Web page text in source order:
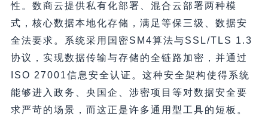
性。数商云提供私有化部署、混合云部署两种模
式，核心数据本地化存储，满足等保三级、数据安
全法要求。系统采用国密SM4算法与SSL/TLS 1.3
协议，实现数据传输与存储的全链路加密，并通过
ISO 27001信息安全认证。这种安全架构使得系统
能够进入政务、央国企、涉密项目等对数据安全要
求严苛的场景，而这正是许多通用型工具的短板。